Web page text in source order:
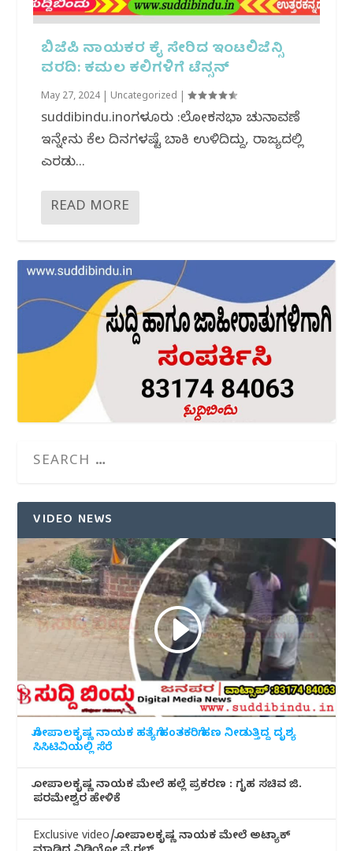
ಬಿಜೆಪಿ ನಾಯಕರ ಕೈ ಸೇರಿದ ಇಂಟಲಿಜೆನ್ಸಿ
ವರದಿ: ಕಮಲ ಕಲಿಗಳಿಗೆ ಟೆನ್ಸನ್
May 27, 2024 Uncategorized |
suddibindu.inಬೆಂಗಳೂರು :ಲೋಕಸಭಾ ಚುನಾವಣೆ
ಇನ್ನೇನು ಕೆಲ ದಿನಗಳಷ್ಟೆ ಬಾಕಿ ಉಳಿದಿದ್ದು, ರಾಜ್ಯದಲ್ಲಿ
ಎರಡು...
READ MORE
VIDEO NEWS
ಗೋಪಾಲಕೃಷ್ಣ ನಾಯಕ ಹತ್ಯೆಗೆ ಹಂತಕರಿಗೆ ಹಣ ನೀಡುತ್ತಿದ್ದ ದೃಶ್ಯ
ಸಿಸಿಟಿವಿಯಲ್ಲಿ ಸೆರೆ
ಗೋಪಾಲಕೃಷ್ಣ ನಾಯಕ ಮೇಲೆ ಹಲ್ಲೆ ಪ್ರಕರಣ : ಗೃಹ ಸಚಿವ ಜಿ.
ಪರಮೇಶ್ವರ ಹೇಳಿಕೆ
Exclusive video/ಗೋಪಾಲಕೃಷ್ಣ ನಾಯಕ ಮೇಲೆ ಅಟ್ಯಾಕ್